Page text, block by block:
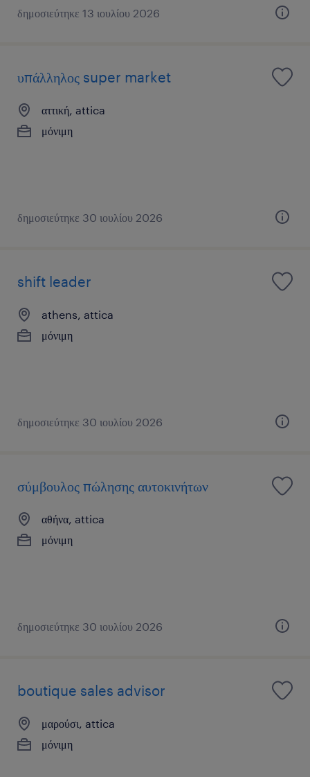
δημοσιεύτηκε 13 ιουλίου 2026
υπάλληλος super market
αττική, attica
μόνιμη
δημοσιεύτηκε 30 ιουλίου 2026
shift leader
athens, attica
μόνιμη
δημοσιεύτηκε 30 ιουλίου 2026
σύμβουλος πώλησης αυτοκινήτων
αθήνα, attica
μόνιμη
δημοσιεύτηκε 30 ιουλίου 2026
boutique sales advisor
μαρούσι, attica
μόνιμη